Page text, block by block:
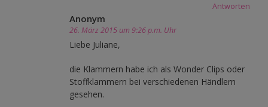
Antworten
Anonym
26. März 2015 um 9:26 p.m. Uhr
Liebe Juliane,
die Klammern habe ich als Wonder Clips oder
Stoffklammern bei verschiedenen Händlern
gesehen.